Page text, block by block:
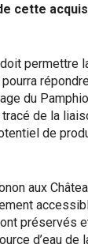
cette
permettre
du
de la
de
aux
préservés
d’eau